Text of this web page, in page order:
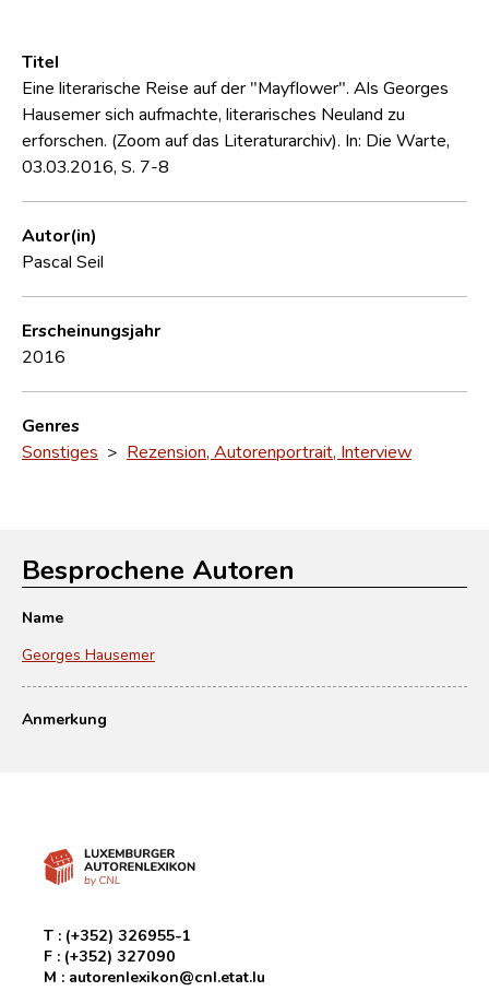
Titel
Eine literarische Reise auf der "Mayflower". Als Georges
Hausemer sich aufmachte, literarisches Neuland zu
erforschen. (Zoom auf das Literaturarchiv). In: Die Warte,
03.03.2016, S. 7-8
Autor(in)
Pascal Seil
Erscheinungsjahr
2016
Genres
Sonstiges > Rezension, Autorenportrait, Interview
Besprochene Autoren
Name
Georges Hausemer
Anmerkung
T : (+352) 326955-1
F : (+352) 327090
M : autorenlexikon@cnl.etat.lu